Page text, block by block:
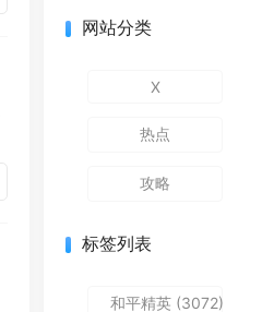
网站分类
X
热点
攻略
标签列表
和平精英 (3072)